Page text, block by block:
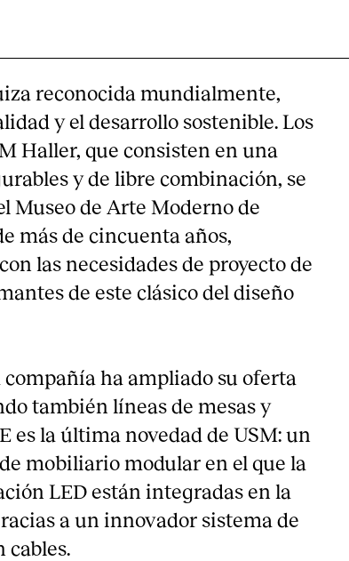
reconocida mundialmente,
y el desarrollo sostenible. Los
Haller, que consisten en una
y de libre combinación, se
Museo de Arte Moderno de
más de cincuenta años,
las necesidades de proyecto de
de este clásico del diseño
compañía ha ampliado su oferta
también líneas de mesas y
es la última novedad de USM: un
mobiliario modular en el que la
LED están integradas en la
a un innovador sistema de
cables.